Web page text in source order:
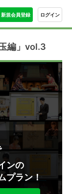
新規会員登録 ログイン
編」vol.3
ンの
プラン！